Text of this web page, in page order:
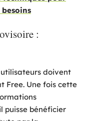
:
utilisateurs doivent
Free. Une fois cette
puisse bénéficier